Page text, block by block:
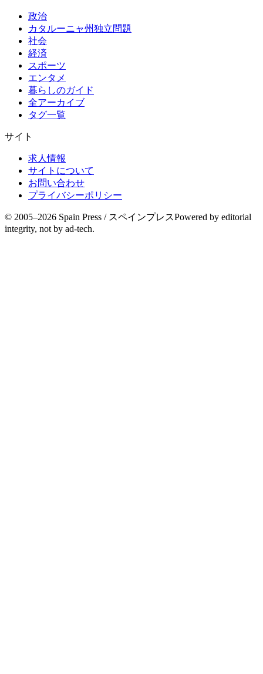
政治
カタルーニャ州独立問題
社会
経済
スポーツ
エンタメ
暮らしのガイド
全アーカイブ
タグ一覧
サイト
求人情報
サイトについて
お問い合わせ
プライバシーポリシー
© 2005–2026 Spain Press / スペインプレスPowered by editorial
integrity, not by ad-tech.